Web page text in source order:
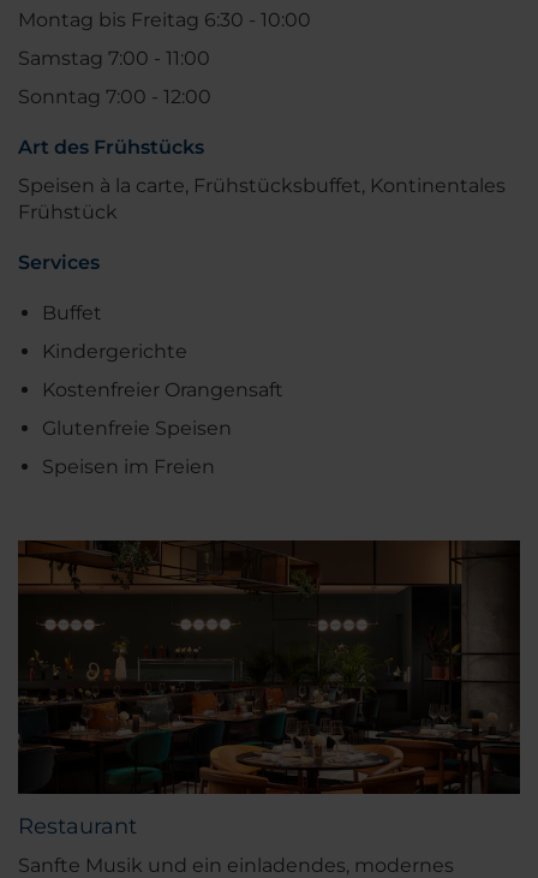
Montag bis Freitag 6:30 - 10:00
Samstag 7:00 - 11:00
Sonntag 7:00 - 12:00
Art des Frühstücks
Speisen à la carte, Frühstücksbuffet, Kontinentales
Frühstück
Services
Buffet
Kindergerichte
Kostenfreier Orangensaft
Glutenfreie Speisen
Speisen im Freien
Restaurant
Sanfte Musik und ein einladendes, modernes